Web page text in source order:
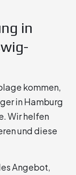
in
kommen,
in Hamburg
Wir helfen
und diese
Angebot,